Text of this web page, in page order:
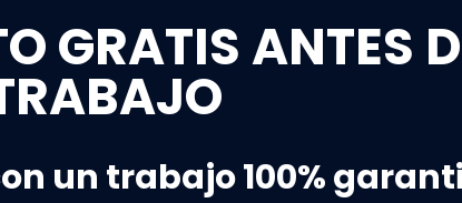
GRATIS ANTES
un trabajo 100%